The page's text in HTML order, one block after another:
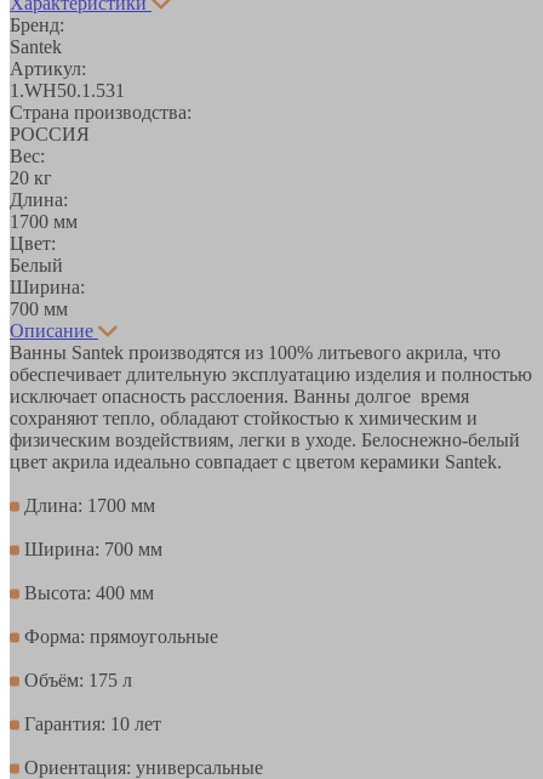
Бренд:
Santek
Артикул:
1.WH50.1.531
Страна производства:
РОССИЯ
Вес:
20 кг
Длина:
1700 мм
Цвет:
Белый
Ширина:
700 мм
Описание
Ванны Santek производятся из 100% литьевого акрила, что
обеспечивает длительную эксплуатацию изделия и полностью
исключает опасность расслоения. Ванны долгое время
сохраняют тепло, обладают стойкостью к химическим и
физическим воздействиям, легки в уходе. Белоснежно-белый
цвет акрила идеально совпадает с цветом керамики Santek.
Длина: 1700 мм
Ширина: 700 мм
Высота: 400 мм
Форма: прямоугольные
Объём: 175 л
Гарантия: 10 лет
Ориентация: универсальные